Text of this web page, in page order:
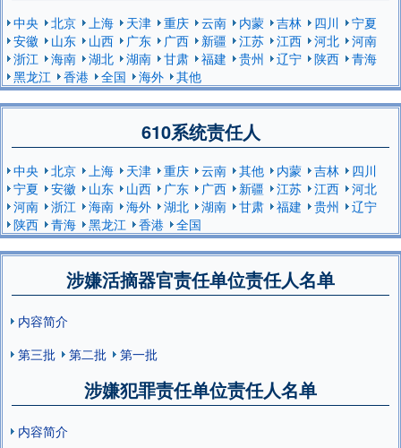
中央 北京 上海 天津 重庆 云南 内蒙 吉林 四川
宁夏
安徽
山东 山西 广东 广西 新疆 江苏 江西 河北
河南
浙江
海南 湖北 湖南 甘肃 福建 贵州 辽宁 陕西
青海
黑龙江
香港 全国 海外 其他
610系统责任人
中央 北京 上海 天津 重庆 云南 其他 内蒙 吉林
四川
宁夏
安徽 山东 山西 广东 广西 新疆 江苏 江西
河北
河南
浙江 海南 海外 湖北 湖南 甘肃 福建 贵州
辽宁
陕西
青海 黑龙江 香港 全国
涉嫌活摘器官责任单位责任人名单
内容简介
第三批
第二批 第一批
涉嫌犯罪责任单位责任人名单
内容简介